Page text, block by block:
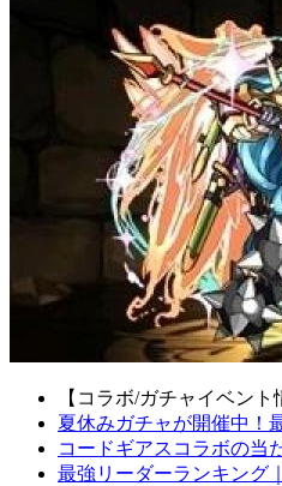
【コラボ/ガチャイベント
夏休みガチャが開催中！
コードギアスコラボの当
最強リーダーランキング